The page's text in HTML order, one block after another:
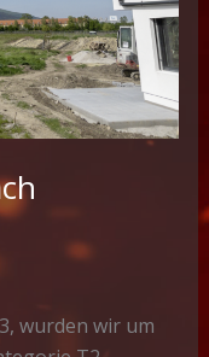
wurden wir um